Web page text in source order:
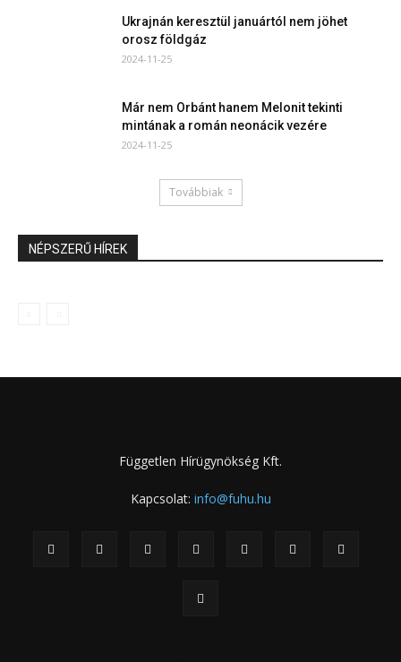
Ukrajnán keresztül januártól nem jöhet
orosz földgáz
2024-11-25
Már nem Orbánt hanem Melonit tekinti
mintának a román neonácik vezére
2024-11-25
Továbbiak
NÉPSZERŰ HÍREK
Független Hírügynökség Kft.
Kapcsolat: info@fuhu.hu